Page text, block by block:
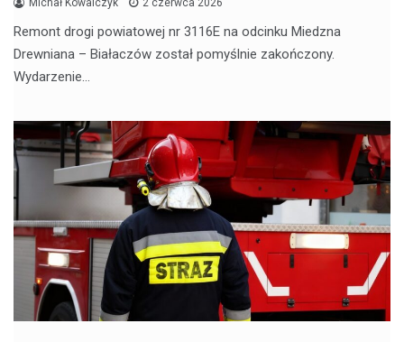
Michał Kowalczyk 2 czerwca 2026
Remont drogi powiatowej nr 3116E na odcinku Miedzna
Drewniana – Białaczów został pomyślnie zakończony.
Wydarzenie…